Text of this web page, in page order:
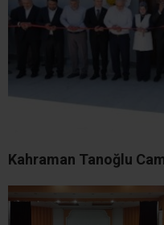
Kahraman Tanoğlu